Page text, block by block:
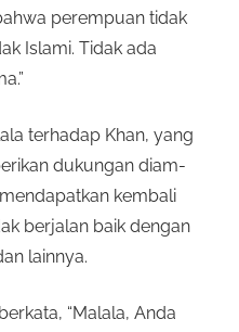
perempuan tidak
Islami. Tidak ada
terhadap Khan, yang
dukungan diam-
kembali
berjalan baik dengan
lainnya.
“Malala, Anda